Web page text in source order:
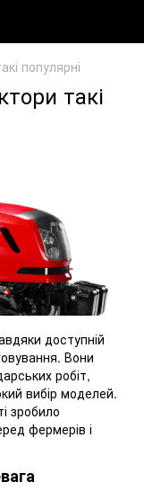
популярні
такі
доступній
Вони
робіт,
вибір моделей.
зробило
фермерів і